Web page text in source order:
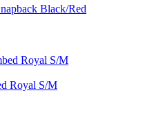
Black/Red
Royal S/M